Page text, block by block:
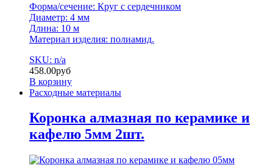
Форма/сечение: Круг с сердечником
Диаметр: 4 мм
Длина: 10 м
Материал изделия: полиамид.
SKU: n/a
458.00руб
В корзину
Расходные материалы
Коронка алмазная по керамике и
кафелю 5мм 2шт.